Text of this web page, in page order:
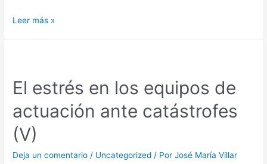
Leer más »
El estrés en los equipos de
actuación ante catástrofes
(V)
Deja un comentario / Uncategorized / PorJosé María Villar